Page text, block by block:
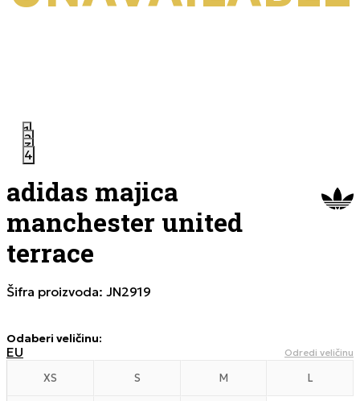
1
2
3
4
adidas majica
manchester united
terrace
Šifra proizvoda: JN2919
Odaberi veličinu:
EU Odredi veličinu
XS S M L